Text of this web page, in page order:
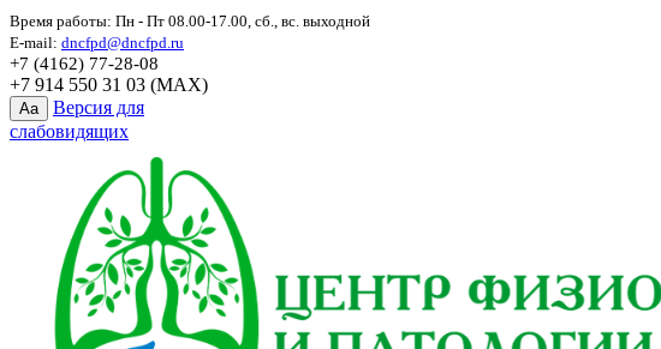
Время работы: Пн - Пт 08.00-17.00, сб., вс. выходной
E-mail: dncfpd@dncfpd.ru
+7 (4162) 77-28-08
+7 914 550 31 03 (MAX)
Aa
Версия для
слабовидящих